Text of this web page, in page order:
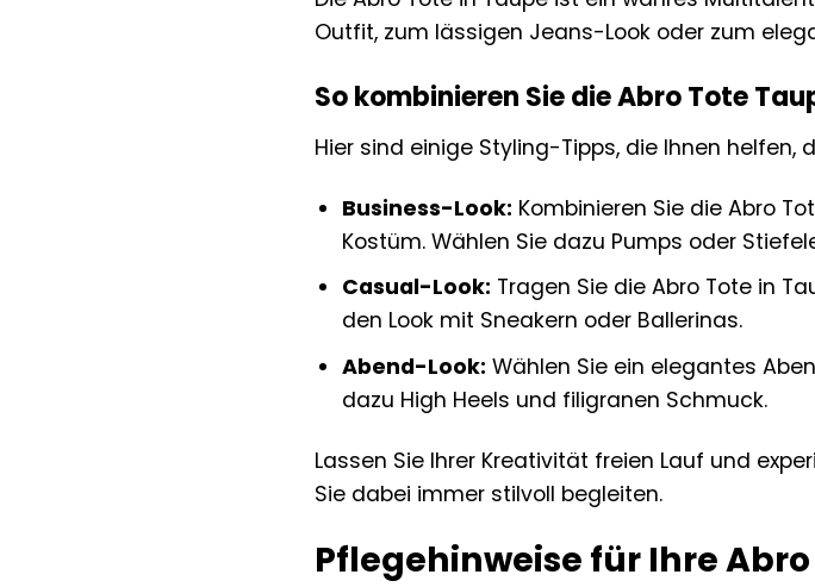
Outfit, zum lässigen Jeans-Look oder zum
So kombinieren Sie die Abro Tote
Hier sind einige Styling-Tipps, die Ihnen helfen,
Business-Look: Kombinieren Sie die Abro
Kostüm. Wählen Sie dazu Pumps oder
Casual-Look: Tragen Sie die Abro Tote in
den Look mit Sneakern oder Ballerinas.
Abend-Look: Wählen Sie ein elegantes
dazu High Heels und filigranen Schmuck.
Lassen Sie Ihrer Kreativität freien Lauf und
Sie dabei immer stilvoll begleiten.
Pflegehinweise für Ihre